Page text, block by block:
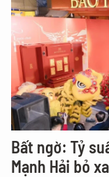
Bất ngờ: Tỷ
Mạnh Hải bỏ